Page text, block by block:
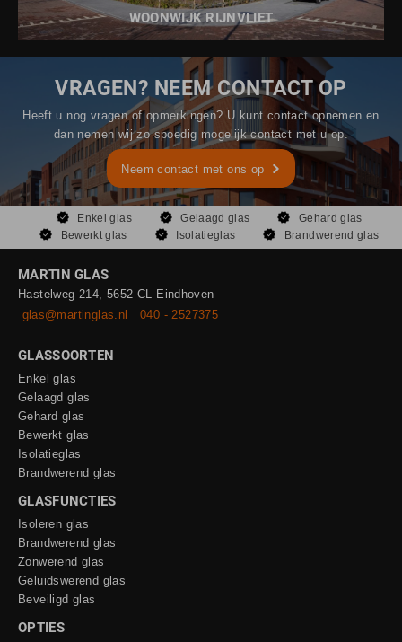
WOONWIJK RIJNVLIET
VRAGEN? NEEM CONTACT OP
Heeft u nog vragen of opmerkingen? U kunt contact opnemen en
dan nemen wij zo spoedig mogelijk contact met u op.
Neem contact met ons op
Enkel glas Gelaagd glas
Gehard glas
Bewerkt glas
Isolatieglas Brandwerend glas
MARTIN GLAS
Hastelweg 214, 5652 CL Eindhoven
glas@martinglas.nl
040 - 2527375
GLASSOORTEN
Enkel glas
Gelaagd glas
Gehard glas
Bewerkt glas
Isolatieglas
Brandwerend glas
GLASFUNCTIES
Isoleren glas
Brandwerend glas
Zonwerend glas
Geluidswerend glas
Beveiligd glas
OPTIES